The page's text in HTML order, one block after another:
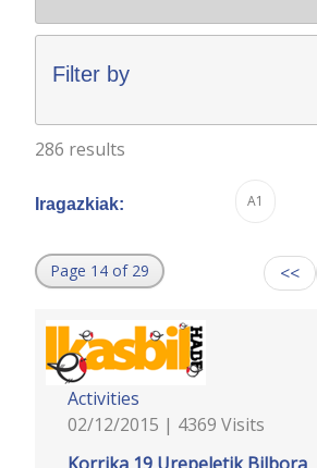
Filter by
286 results
Iragazkiak: A1
Page 14 of 29 <<
Activities
02/12/2015 | 4369 Visits